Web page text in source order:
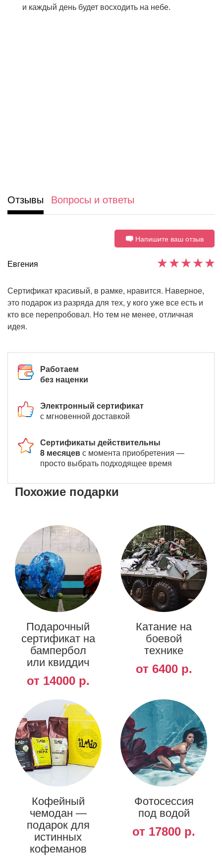
и каждый день будет восходить на небе.
Отзывы Вопросы и ответы
Напишите ваш отзыв
Евгения
Сертификат красивый, в рамке, нравится. Наверное,
это подарок из разряда для тех, у кого уже все есть и
кто все перепробовал. Но тем не менее, отличная
идея.
Работаем
без наценки
Электронный сертификат
с мгновенной доставкой
Сертификаты действительны
8 месяцевс момента приобретения —
просто выбрать подходящее время
Похожие подарки
Подарочный
сертификат на
бампербол
или квиддич
от 14000 р.
Катание на
боевой
технике
от 6400 р.
Кофейный
чемодан —
подарок для
истинных
кофеманов
Фотосессия
под водой
от 17800 р.